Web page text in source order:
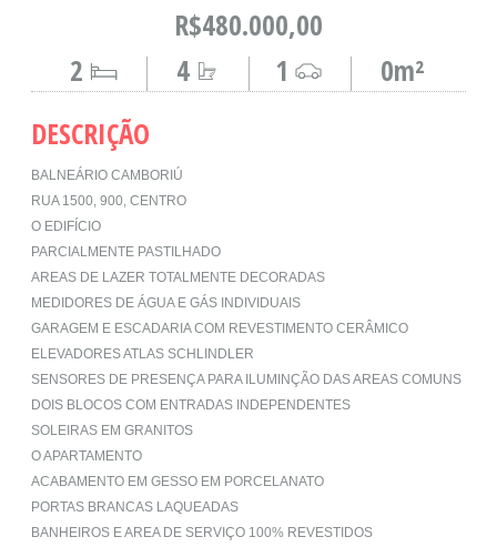
R$480.000,00
0m²
1
4
2
DESCRIÇÃO
BALNEÁRIO CAMBORIÚ
RUA 1500, 900, CENTRO
O EDIFÍCIO
PARCIALMENTE PASTILHADO
AREAS DE LAZER TOTALMENTE DECORADAS
MEDIDORES DE ÁGUA E GÁS INDIVIDUAIS
GARAGEM E ESCADARIA COM REVESTIMENTO CERÂMICO
ELEVADORES ATLAS SCHLINDLER
SENSORES DE PRESENÇA PARA ILUMINÇÃO DAS AREAS COMUNS
DOIS BLOCOS COM ENTRADAS INDEPENDENTES
SOLEIRAS EM GRANITOS
O APARTAMENTO
ACABAMENTO EM GESSO EM PORCELANATO
PORTAS BRANCAS LAQUEADAS
BANHEIROS E AREA DE SERVIÇO 100% REVESTIDOS